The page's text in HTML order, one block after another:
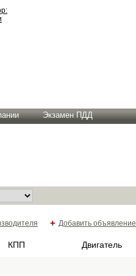
Экзамен ПДД
+ Добавить объявление
КПП Двигатель